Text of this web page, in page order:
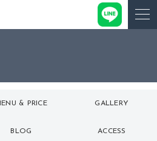
& PRICE
メニュー
GALLERY
ギャラリー
BLOG ACCESS